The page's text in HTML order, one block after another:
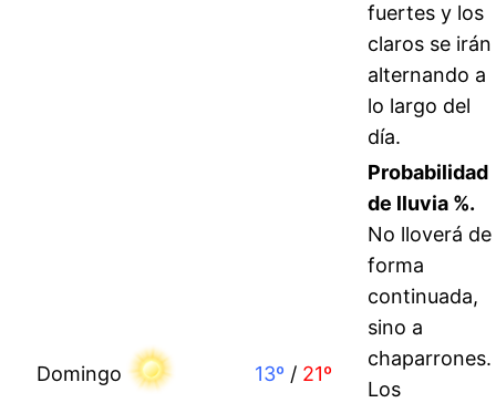
fuertes y los
claros se irán
alternando a
lo largo del
día.
Domingo 13º /21º
Probabilidad
de lluvia %.
No lloverá de
forma
continuada,
sino a
chaparrones.
Los